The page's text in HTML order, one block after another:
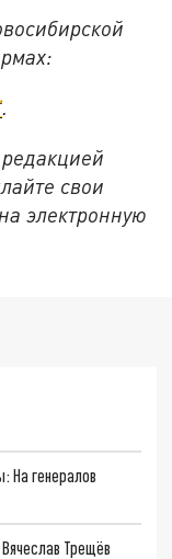
.
свои
электронную
На генералов
Трещёв